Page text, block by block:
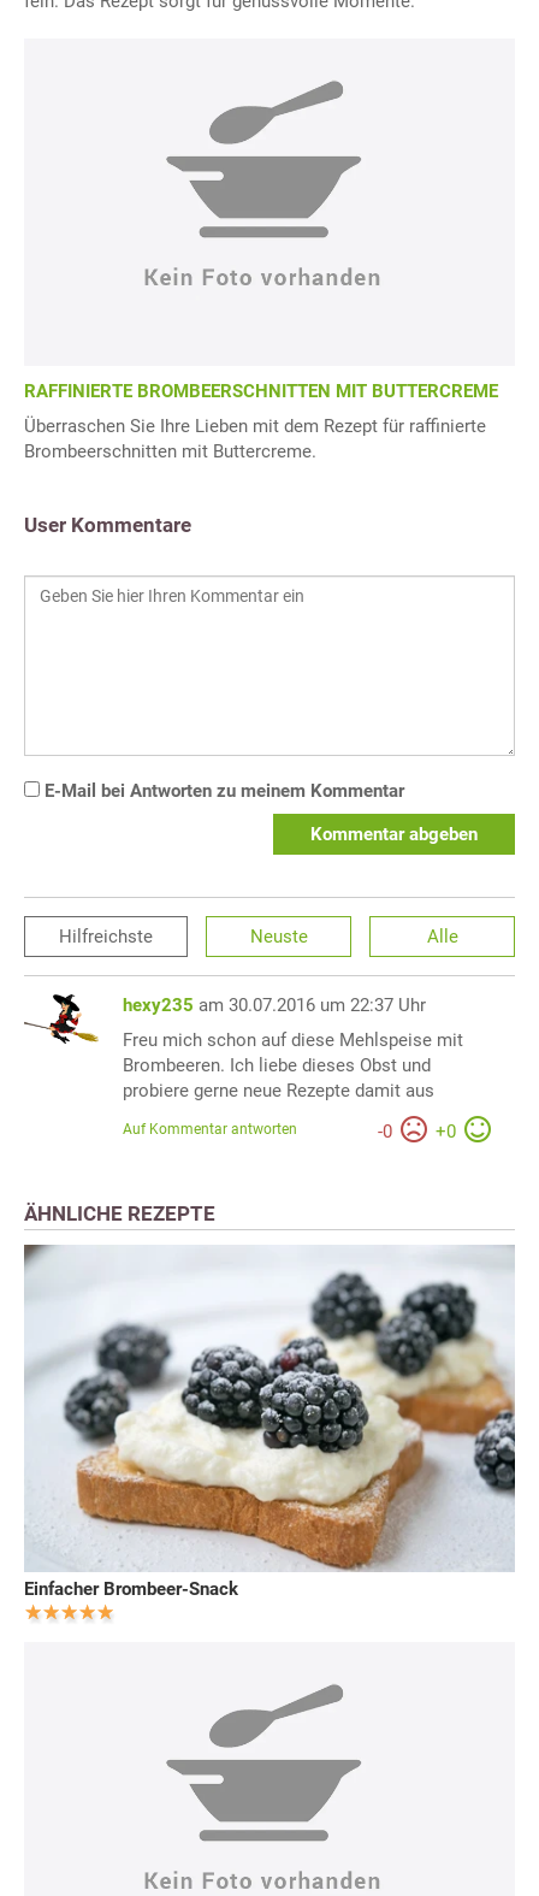
RAFFINIERTE BROMBEERSCHNITTEN MIT BUTTERCREME
Überraschen Sie Ihre Lieben mit dem Rezept für raffinierte
Brombeerschnitten mit Buttercreme.
User Kommentare
E-Mail bei Antworten zu meinem Kommentar
Kommentar abgeben
Hilfreichste Neuste Alle
hexy235 am 30.07.2016 um 22:37 Uhr
Freu mich schon auf diese Mehlspeise mit
Brombeeren. Ich liebe dieses Obst und
probiere gerne neue Rezepte damit aus
-0 +0
Auf Kommentar antworten
ÄHNLICHE REZEPTE
Einfacher Brombeer-Snack